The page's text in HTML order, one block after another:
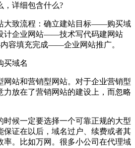
，详细包含什么?
大致流程：确立建站目标——购买域
企业网站——技术写代码建网站
容填充完成——企业网站推广。
买域名
网站和营销型网站。对于企业营销型
力放在了营销网站的建设上，而忽略
时候一定要选择一个可靠正规的大型
保证在以后，域名过户、续费或者其
率。比如万网。很多小公司在代理域